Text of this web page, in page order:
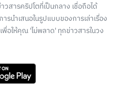
วสารคริปโตที่เป็นกลาง เชื่อถือได้
รนำเสนอในรูปแบบของการเล่าเรื่อง
พื่อให้คุณ 'ไม่พลาด' ทุกข่าวสารในวง